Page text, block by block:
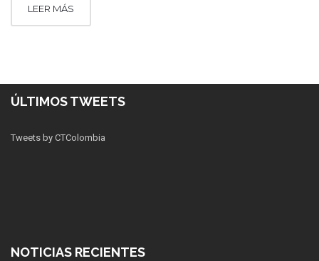
LEER MÁS
ÚLTIMOS TWEETS
Tweets by CTColombia
NOTICIAS RECIENTES